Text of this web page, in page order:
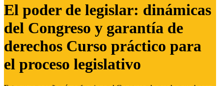
El poder de legislar: dinámicas
del Congreso y garantía de
derechos Curso práctico para
el proceso legislativo